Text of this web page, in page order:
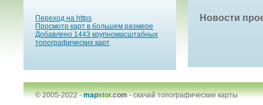
Переход на https
Просмотр карт в большем размере
Добавлено 1443 крупномасштабных
топографических карт
Новости
© 2005-2022 -mapstor.com-скачай топографические карты